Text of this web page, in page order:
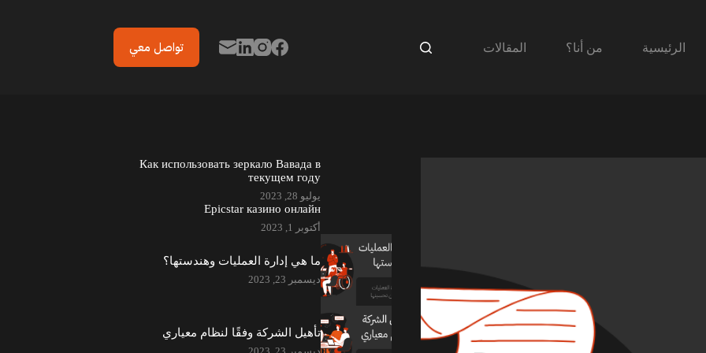
الرئيسية من أنا؟ المقالات تواصل معي
Как использовать зеркало Вавада в
текущем году
يوليو 28, 2023
Epicstar казино онлайн
أكتوبر 1, 2023
ما هي إدارة العمليات وهندستها؟
ديسمبر 23, 2023
تأهيل الشركة وفقًا لنظام معياري